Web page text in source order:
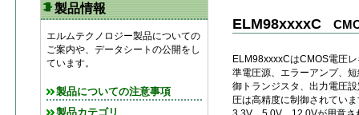
製品情報
エルムテクノロジー製品についての
ご案内や、データシートの公開をし
ています。
製品についての注意事項
製品カテゴリ
ELM98xxxxC
ELM98xxxxCはCMOS電圧
準電圧源、エラーアンプ、
御トランジスタ、出力電圧
圧は高精度に制御されてい